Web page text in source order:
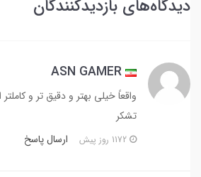
دیدگاه‌های بازدیدکنندگان
ASN GAMER
واقعاً خیلی بهتر و دقیق تر و
تشکر
ارسال پاسخ